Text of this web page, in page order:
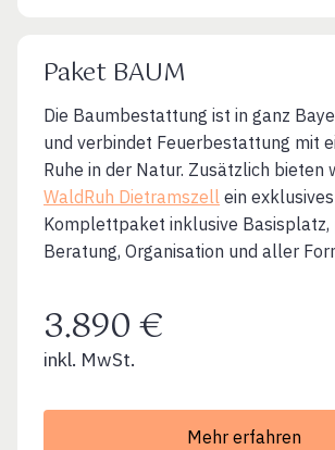
Paket BAUM
Die Baumbestattung ist in ganz
und verbindet Feuerbestattung mit
Ruhe in der Natur. Zusätzlich bieten
WaldRuh Dietramszell ein exklusives
Komplettpaket inklusive Basisplatz,
Beratung, Organisation und aller
3.890 €
inkl. MwSt.
Mehr erfahren